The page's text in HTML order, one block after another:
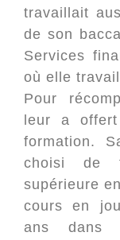
travaillait
de son
Services
où elle
Pour
leur a
formation.
choisi de
supérieure
cours en
ans dans